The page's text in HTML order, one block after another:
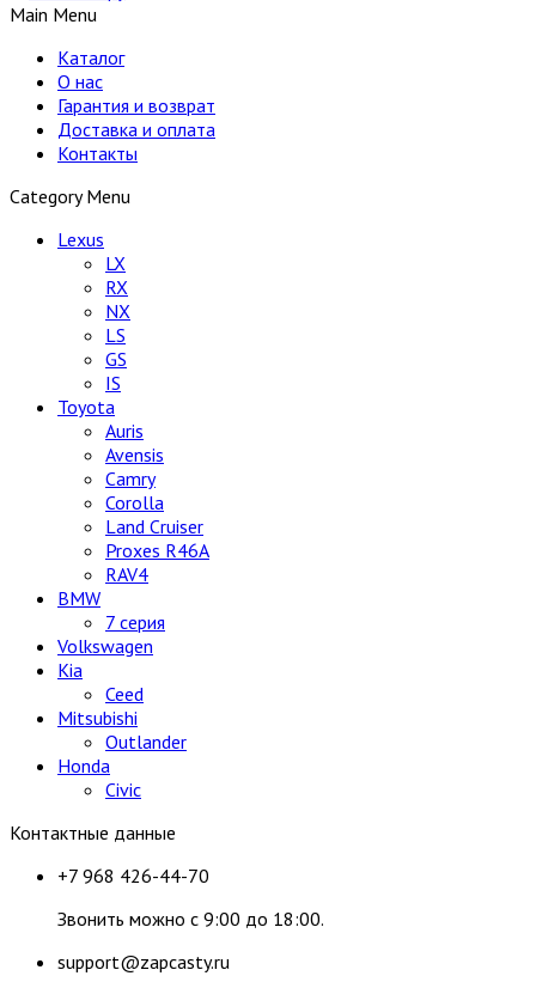
Main Menu
Каталог
О нас
Гарантия и возврат
Доставка и оплата
Контакты
Category Menu
Lexus
LX
RX
NX
LS
GS
IS
Toyota
Auris
Avensis
Camry
Corolla
Land Cruiser
Proxes R46A
RAV4
BMW
7 серия
Volkswagen
Kia
Ceed
Mitsubishi
Outlander
Honda
Civic
Контактные данные
+7 968 426-44-70
Звонить можно с 9:00 до 18:00.
support@zapcasty.ru